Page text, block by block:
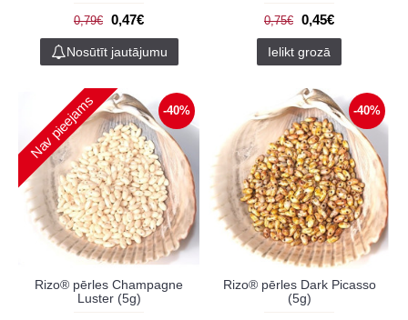
0,79€ 0,47€
Nosūtīt jautājumu
0,75€ 0,45€
Ielikt grozā
-40%
Nav pieejams
Rizo® pērles Champagne
Luster (5g)
-40%
Rizo® pērles Dark Picasso
(5g)